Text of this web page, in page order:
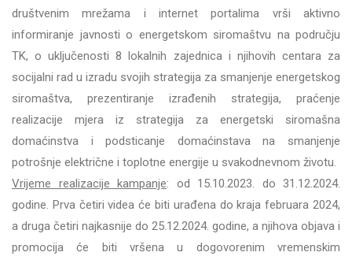
društvenim mrežama i internet portalima vrši aktivno
informiranje javnosti o energetskom siromaštvu na području
TK, o uključenosti 8 lokalnih zajednica i njihovih centara za
socijalni rad u izradu svojih strategija za smanjenje energetskog
siromaštva, prezentiranje izrađenih strategija, praćenje
realizacije mjera iz strategija za energetski siromašna
domaćinstva i podsticanje domaćinstava na smanjenje
potrošnje električne i toplotne energije u svakodnevnom životu.
Vrijeme realizacije kampanje: od 15.10.2023. do 31.12.2024.
godine. Prva četiri videa će biti urađena do kraja februara 2024,
a druga četiri najkasnije do 25.12.2024. godine, a njihova objava i
promocija će biti vršena u dogovorenim vremenskim